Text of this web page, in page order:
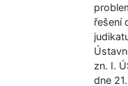
řešení
zn. I.
dne